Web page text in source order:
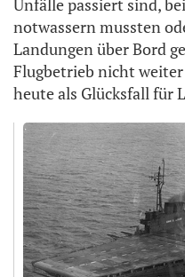
notwassern mussten
Landungen über Bord
Flugbetrieb nicht
heute als Glücksfall für